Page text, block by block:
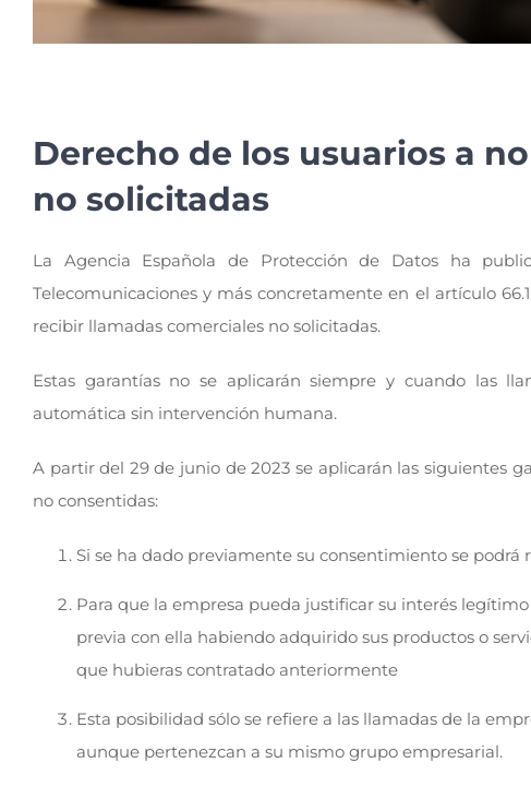
Derecho de los usuarios a
no solicitadas
La Agencia Española de Protección de Datos ha
Telecomunicaciones y más concretamente en el artículo
recibir llamadas comerciales no solicitadas.
Estas garantías no se aplicarán siempre y cuando las
automática sin intervención humana.
A partir del 29 de junio de 2023 se aplicarán las siguientes
no consentidas:
Si se ha dado previamente su consentimiento se podrá
Para que la empresa pueda justificar su interés
previa con ella habiendo adquirido sus productos o
que hubieras contratado anteriormente
Esta posibilidad sólo se refiere a las llamadas de la
aunque pertenezcan a su mismo grupo empresarial.